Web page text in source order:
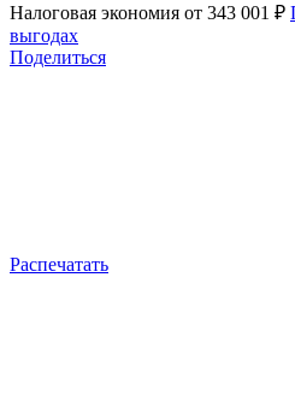
Налоговая экономия от 343 001 ₽
выгодах
Поделиться
Распечатать